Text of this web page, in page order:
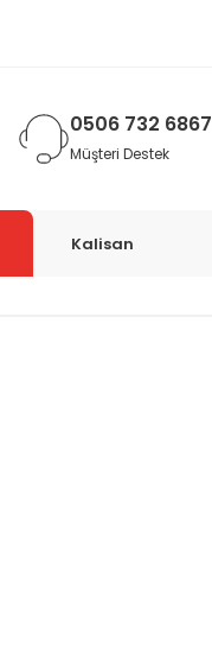
0506 732 6867
Müşteri Destek
Kalisan